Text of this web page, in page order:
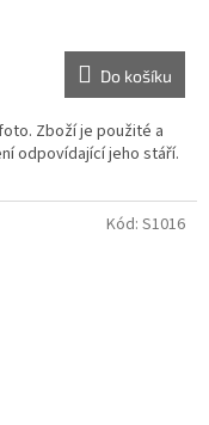
Do košíku
Zboží je použité a
odpovídající jeho stáří.
Kód: S1016